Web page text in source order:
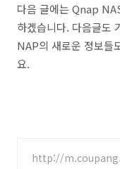
다음 글에는 Qnap
하겠습니다. 다음글도
NAP의 새로운 정보들
요.
http://